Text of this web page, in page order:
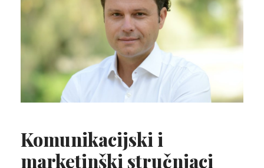
Komunikacijski i
marketinški stručnjaci